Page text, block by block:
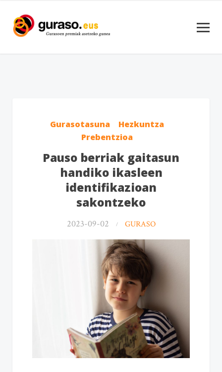
Gurasotasuna
Hezkuntza
Prebentzioa
Pauso berriak gaitasun
handiko ikasleen
identifikazioan
sakontzeko
2023-09-02 GURASO